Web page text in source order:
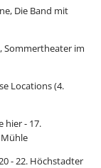
Die Band mit
Sommertheater im
Locations (4.
hier - 17.
- 22. Höchstadter